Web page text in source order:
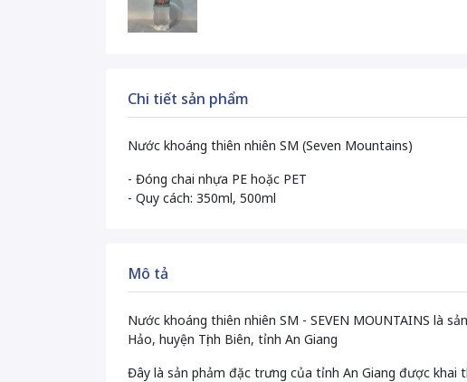
Chi tiết sản phẩm
Nước khoáng thiên nhiên SM (Seven Mountains)
- Đóng chai nhựa PE hoặc PET
- Quy cách: 350ml, 500ml
Mô tả
Nước khoáng thiên nhiên SM - SEVEN MOUNTAINS là
Hảo, huyện Tịnh Biên, tỉnh An Giang
Đây là sản phảm đặc trưng của tỉnh An Giang được khai